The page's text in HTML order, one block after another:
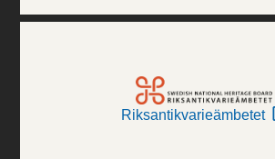
Riksantikvarieämbetet